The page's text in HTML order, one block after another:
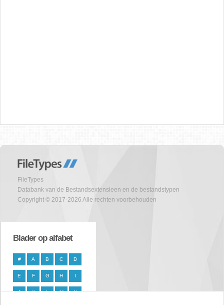
FileTypes
Databank van de Bestandsextensieen en de bestandstypen
Copyright © 2017-2026 Alle rechten voorbehouden
Blader op alfabet
# A B C D
E F G H I
J K L M N